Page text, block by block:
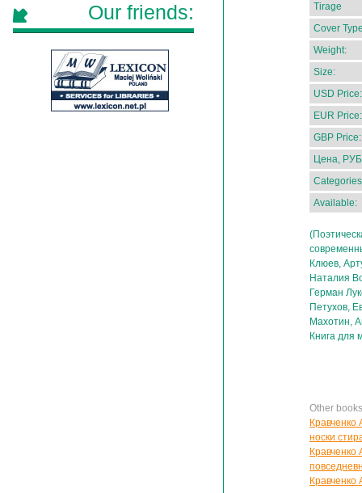
Tirage
Cover
Weight:
Size:
USD Price:
EUR Price:
GBP Price:
Цена,
Available:
Клюев,
Наталия
Герман
Петухов,
Махотин,
Книга для
Other
носки
Our friends: